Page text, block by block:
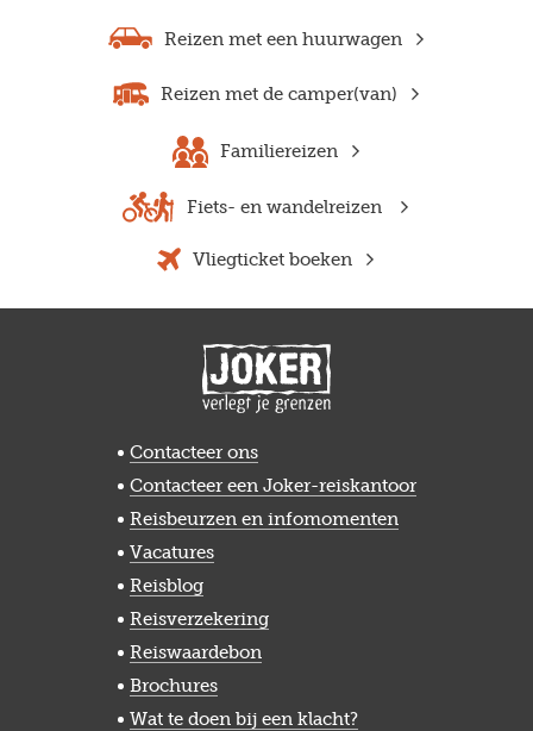
Reizen met een huurwagen
Reizen met de camper(van)
Familiereizen
Fiets- en wandelreizen
Vliegticket boeken
Contacteer ons
Contacteer een Joker-reiskantoor
Reisbeurzen en infomomenten
Vacatures
Reisblog
Reisverzekering
Reiswaardebon
Brochures
Wat te doen bij een klacht?